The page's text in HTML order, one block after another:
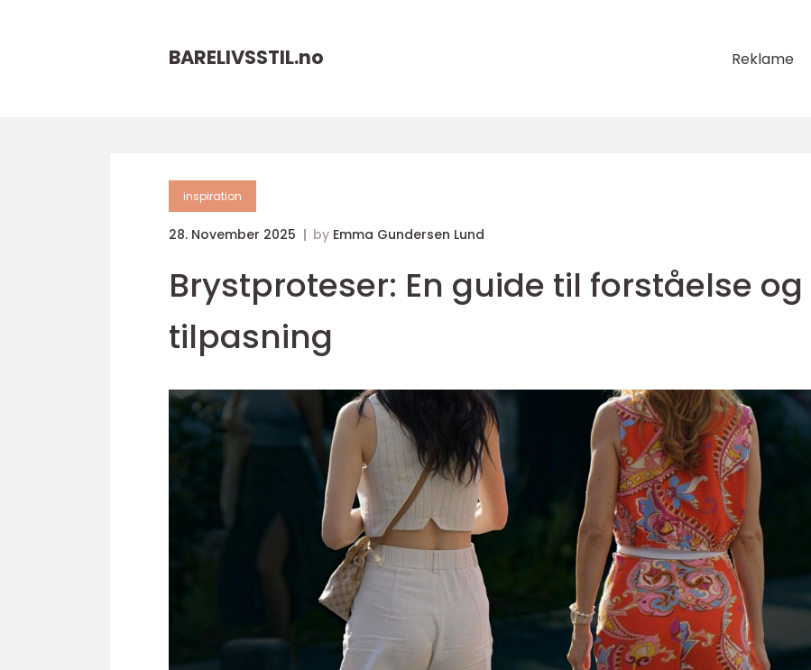
BARELIVSSTIL.no Reklame
inspiration
28. November 2025 by Emma Gundersen Lund
Brystproteser: En guide til forståelse og
tilpasning